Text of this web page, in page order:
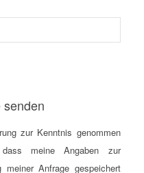
zur Kenntnis genommen
meine Angaben zur
meiner Anfrage gespeichert